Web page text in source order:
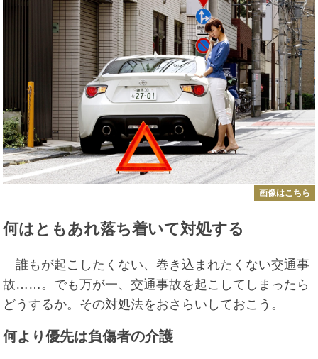
画像はこちら
何はともあれ落ち着いて対処する
誰もが起こしたくない、巻き込まれたくない交通事
故……。でも万が一、交通事故を起こしてしまったら
どうするか。その対処法をおさらいしておこう。
何より優先は負傷者の介護